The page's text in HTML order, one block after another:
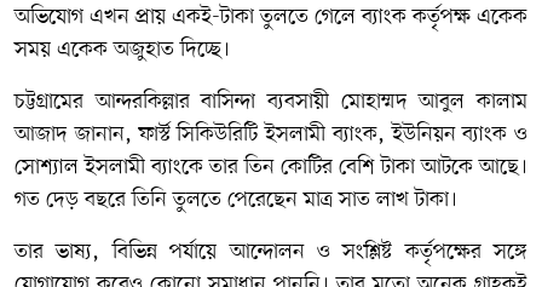
অভিযোগ এখন প্রায় একই-টাকা তুলতে গেলে ব্যাংক কর্তৃপক্ষ একেক
সময় একেক অজুহাত দিচ্ছে।
চট্টগ্রামের আন্দরকিল্লার বাসিন্দা ব্যবসায়ী মোহাম্মদ আবুল কালাম
আজাদ জানান, ফার্স্ট সিকিউরিটি ইসলামী ব্যাংক, ইউনিয়ন ব্যাংক ও
সোশ্যাল ইসলামী ব্যাংকে তার তিন কোটির বেশি টাকা আটকে আছে।
গত দেড় বছরে তিনি তুলতে পেরেছেন মাত্র সাত লাখ টাকা।
তার ভাষ্য, বিভিন্ন পর্যায়ে আন্দোলন ও সংশ্লিষ্ট কর্তৃপক্ষের সঙ্গে